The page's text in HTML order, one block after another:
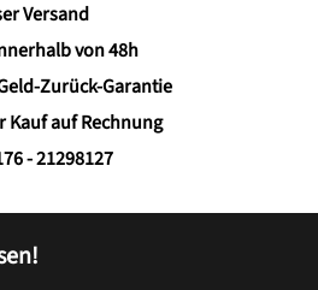
Versand
von 48h
Zurück-Garantie
Kauf auf Rechnung
- 21298127